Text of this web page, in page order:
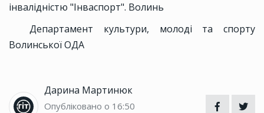
інвалідністю "Інваспорт". Волинь
Департамент культури, молоді та спорту
Волинської ОДА
Дарина Мартинюк
Опубліковано о 16:50